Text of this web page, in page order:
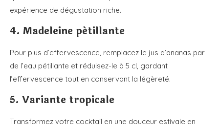
expérience de dégustation riche.
4. Madeleine pétillante
Pour plus d’effervescence, remplacez le jus d’ananas par
de l’eau pétillante et réduisez-le à 5 cl, gardant
l’effervescence tout en conservant la légèreté.
5. Variante tropicale
Transformez votre cocktail en une douceur estivale en